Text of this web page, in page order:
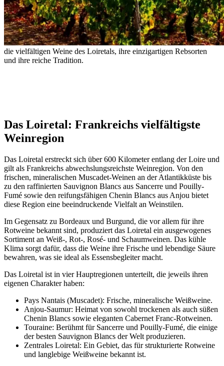
Das Loiretal: Sauvignon, Chenin und
mehr
Von der Atlantikküste bis ins Herzen Frankreichs – entdecken Sie
die vielfältigen Weine des Loiretals, ihre einzigartigen Rebsorten
und ihre reiche Tradition.
Das Loiretal: Frankreichs vielfältigste
Weinregion
Das Loiretal erstreckt sich über 600 Kilometer entlang der Loire und
gilt als Frankreichs abwechslungsreichste Weinregion. Von den
frischen, mineralischen Muscadet-Weinen an der Atlantikküste bis
zu den raffinierten Sauvignon Blancs aus Sancerre und Pouilly-
Fumé sowie den reifungsfähigen Chenin Blancs aus Anjou bietet
diese Region eine beeindruckende Vielfalt an Weinstilen.
Im Gegensatz zu Bordeaux und Burgund, die vor allem für ihre
Rotweine bekannt sind, produziert das Loiretal ein ausgewogenes
Sortiment an Weiß-, Rot-, Rosé- und Schaumweinen. Das kühle
Klima sorgt dafür, dass die Weine ihre Frische und lebendige Säure
bewahren, was sie ideal als Essensbegleiter macht.
Das Loiretal ist in vier Hauptregionen unterteilt, die jeweils ihren
eigenen Charakter haben:
Pays Nantais (Muscadet): Frische, mineralische Weißweine.
Anjou-Saumur: Heimat von sowohl trockenen als auch süßen
Chenin Blancs sowie eleganten Cabernet Franc-Rotweinen.
Touraine: Berühmt für Sancerre und Pouilly-Fumé, die einige
der besten Sauvignon Blancs der Welt produzieren.
Zentrales Loiretal: Ein Gebiet, das für strukturierte Rotweine
und langlebige Weißweine bekannt ist.